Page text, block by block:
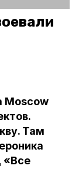
Moscow
Там
«Все